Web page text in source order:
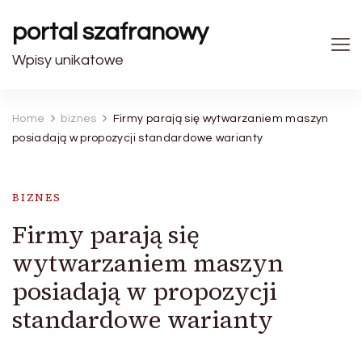
portal szafranowy
Wpisy unikatowe
Home biznes
Firmy parają się wytwarzaniem maszyn
posiadają w propozycji standardowe warianty
BIZNES
Firmy parają się
wytwarzaniem maszyn
posiadają w propozycji
standardowe warianty